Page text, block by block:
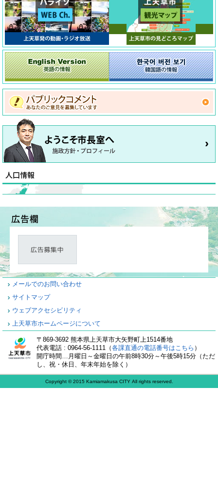
メールでのお問い合わせ
サイトマップ
ウェブアクセシビリティ
上天草市ホームページについて
〒869-3692 熊本県上天草市大矢野町上1514番地
代表電話 : 0964-56-1111（各課直通の電話番号はこちら ）
開庁時間…月曜日～金曜日の午前8時30分～午後5時15分（ただ
し、祝・休日、年末年始を除く）
Copyright © 2015 Kamiamakusa CITY All rights reserved.